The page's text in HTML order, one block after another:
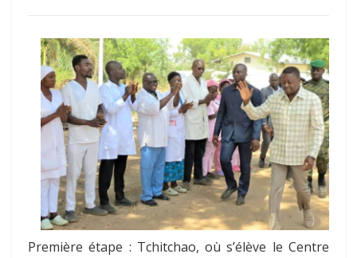
Première étape : Tchitchao, où s’élève le Centre